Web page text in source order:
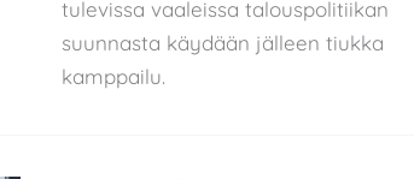
tulevissa vaaleissa talouspolitiikan
suunnasta käydään jälleen tiukka
kamppailu.